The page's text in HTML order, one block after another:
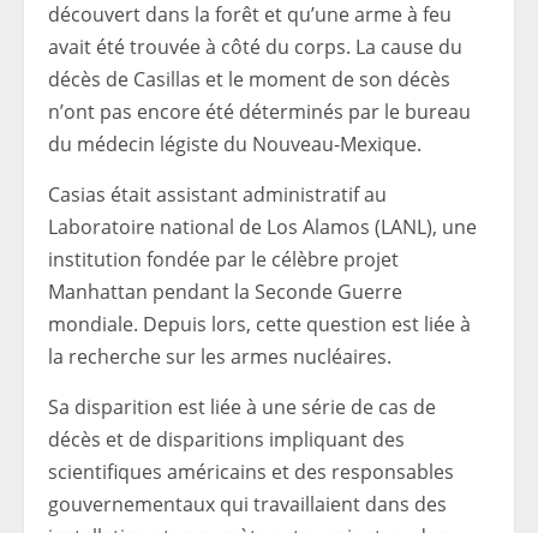
découvert dans la forêt et qu’une arme à feu
avait été trouvée à côté du corps. La cause du
décès de Casillas et le moment de son décès
n’ont pas encore été déterminés par le bureau
du médecin légiste du Nouveau-Mexique.
Casias était assistant administratif au
Laboratoire national de Los Alamos (LANL), une
institution fondée par le célèbre projet
Manhattan pendant la Seconde Guerre
mondiale. Depuis lors, cette question est liée à
la recherche sur les armes nucléaires.
Sa disparition est liée à une série de cas de
décès et de disparitions impliquant des
scientifiques américains et des responsables
gouvernementaux qui travaillaient dans des